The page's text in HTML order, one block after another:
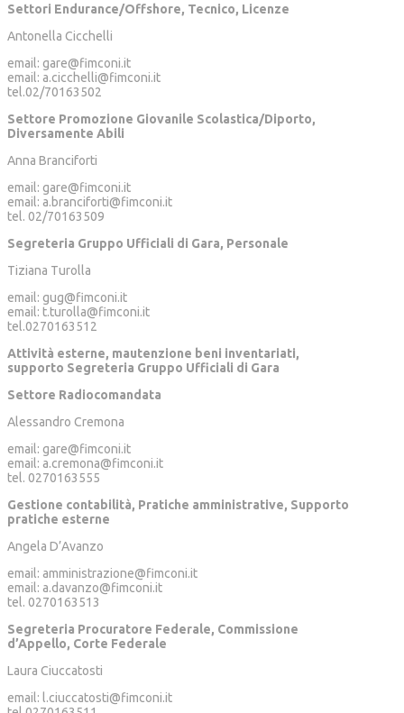
Settori Endurance/Offshore, Tecnico, Licenze
Antonella Cicchelli
email: gare@fimconi.it
email: a.cicchelli@fimconi.it
tel.02/70163502
Settore Promozione Giovanile Scolastica/Diporto,
Diversamente Abili
Anna Branciforti
email: gare@fimconi.it
email: a.branciforti@fimconi.it
tel. 02/70163509
Segreteria Gruppo Ufficiali di Gara, Personale
Tiziana Turolla
email: gug@fimconi.it
email: t.turolla@fimconi.it
tel.0270163512
Attività esterne, mautenzione beni inventariati,
supporto Segreteria Gruppo Ufficiali di Gara
Settore Radiocomandata
Alessandro Cremona
email: gare@fimconi.it
email: a.cremona@fimconi.it
tel. 0270163555
Gestione contabilità, Pratiche amministrative, Supporto
pratiche esterne
Angela D’Avanzo
email: amministrazione@fimconi.it
email: a.davanzo@fimconi.it
tel. 0270163513
Segreteria Procuratore Federale, Commissione
d’Appello, Corte Federale
Laura Ciuccatosti
email: l.ciuccatosti@fimconi.it